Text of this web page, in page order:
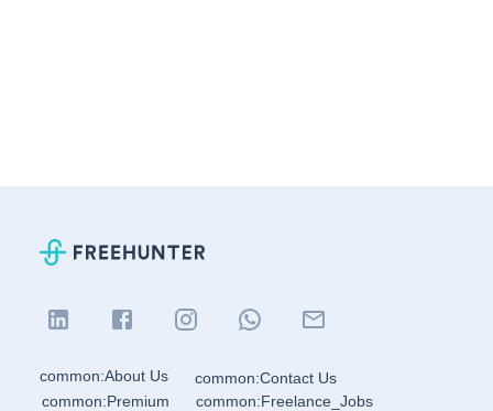
common:About Us
common:Contact Us
common:Premium
common:Freelance_Jobs